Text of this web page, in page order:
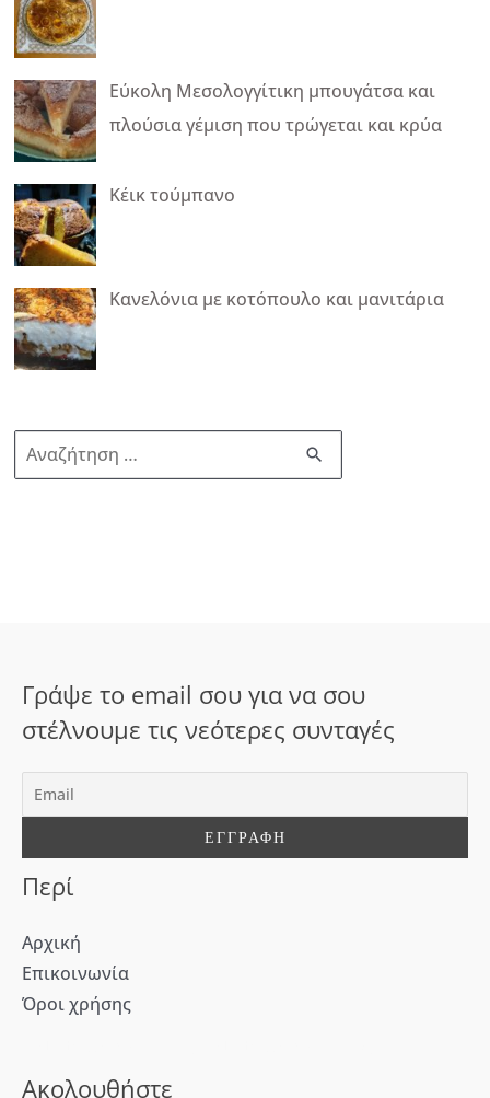
Εύκολη Μεσολογγίτικη μπουγάτσα και
πλούσια γέμιση που τρώγεται και κρύα
Κέικ τούμπανο
Κανελόνια με κοτόπουλο και μανιτάρια
ν
σ
α
Γράψε το email σου για να σου
στέλνουμε τις νεότερες συνταγές
Περί
Αρχική
Επικοινωνία
Όροι χρήσης
Ακολουθήστε